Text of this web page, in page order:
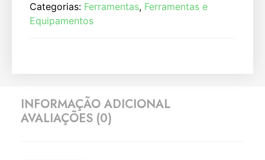
Categorias: Ferramentas, Ferramentas e
Equipamentos
INFORMAÇÃO ADICIONAL
AVALIAÇÕES (0)